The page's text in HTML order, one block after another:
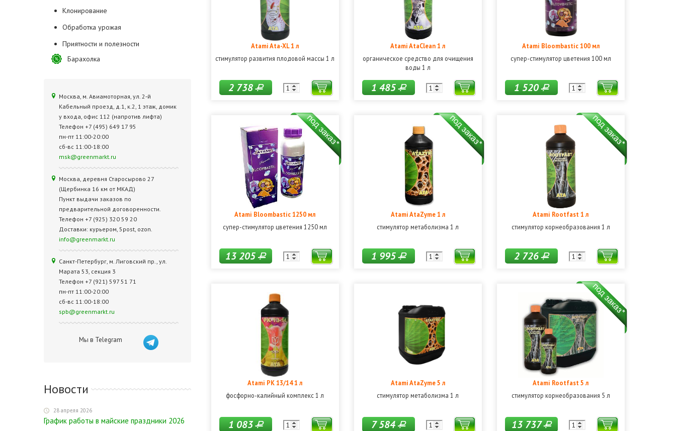
Клонирование
Обработка урожая
Приятности и полезности
Барахолка
Москва, м. Авиамоторная, ул. 2‑й
Кабельный проезд, д.1, к.2, 1 этаж, домик
у входа, офис 112 (напротив лифта)
Телефон +7 (495) 649 17 95
пн-пт 11:00-20:00
сб-вс 11:00-18:00
msk@greenmarkt.ru
Москва, деревня Старосырово 27
(Щербинка 16 км от МКАД)
Пункт выдачи заказов по
предварительной договоренности.
Телефон +7 (925) 320 59 20
Доставки: курьером, 5post, ozon.
info@greenmarkt.ru
Санкт-Петербург, м. Лиговский пр., ул.
Марата 53, секция 3
Телефон +7 (921) 597 51 71
пн-пт 11:00-20:00
сб-вс 11:00-18:00
spb@greenmarkt.ru
Мы в Telegram
Новости
28 апреля 2026
График работы в майские праздники 2026
Atami Ata-XL 1 л
стимулятор развития плодовой массы 1 л
2 738Р
Atami AtaClean 1 л
органическое средство для очищения
воды 1 л
1 485Р
Atami Bloombastic 100 мл
супер-стимулятор цветения 100 мл
1 520Р
Atami Bloombastic 1250 мл
супер-стимулятор цветения 1250 мл
13 205Р
Atami AtaZyme 1 л
стимулятор метаболизма 1 л
1 995Р
Atami Rootfast 1 л
стимулятор корнеобразования 1 л
2 726Р
Atami PK 13/14 1 л
фосфорно-калийный комплекс 1 л
1 083Р
Atami AtaZyme 5 л
стимулятор метаболизма 1 л
7 584Р
Atami Rootfast 5 л
стимулятор корнеобразования 5 л
13 737Р